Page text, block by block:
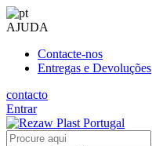
AJUDA
Contacte-nos
Entregas e Devoluções
contacto
Entrar